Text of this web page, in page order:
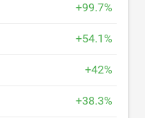
+99.7%
+54.1%
+42%
+38.3%